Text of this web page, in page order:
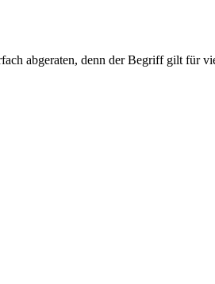
abgeraten, denn der Begriff gilt für